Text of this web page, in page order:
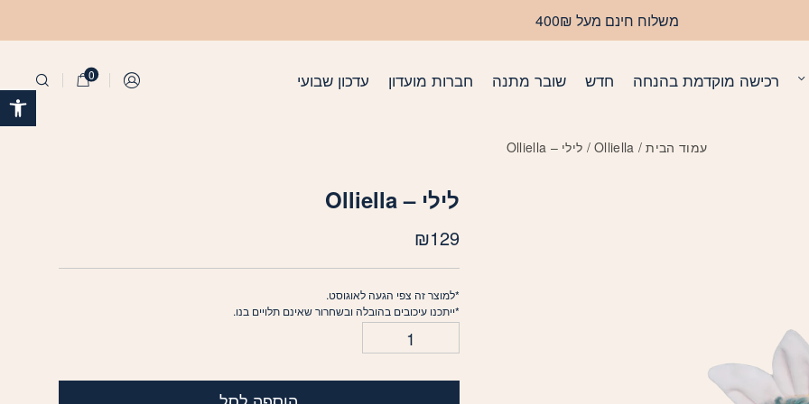
משלוח חינם מעל 400₪
רכישה מוקדמת בהנחה חדש שובר מתנה חברות מועדון עדכון שבועי 0
עמוד הבית/
Olliella/ לילי – Olliella
לילי – Olliella
₪129
*למוצר זה צפי הגעה לאוגוסט.
*ייתכנו עיכובים בהובלה ובשחרור שאינם תלויים בנו.